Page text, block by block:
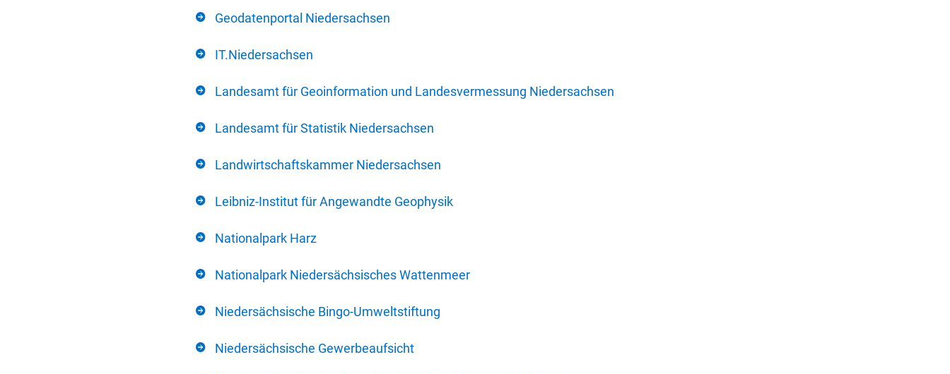
Geodatenportal Niedersachsen
IT.Niedersachsen
Landesamt für Geoinformation und Landesvermessung Niedersachsen
Landesamt für Statistik Niedersachsen
Landwirtschaftskammer Niedersachsen
Leibniz-Institut für Angewandte Geophysik
Nationalpark Harz
Nationalpark Niedersächsisches Wattenmeer
Niedersächsische Bingo-Umweltstiftung
Niedersächsische Gewerbeaufsicht